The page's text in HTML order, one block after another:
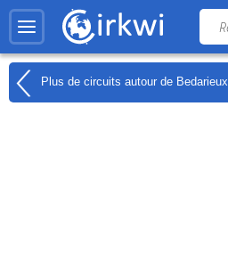
Plus de circuits autour de Bedarieux